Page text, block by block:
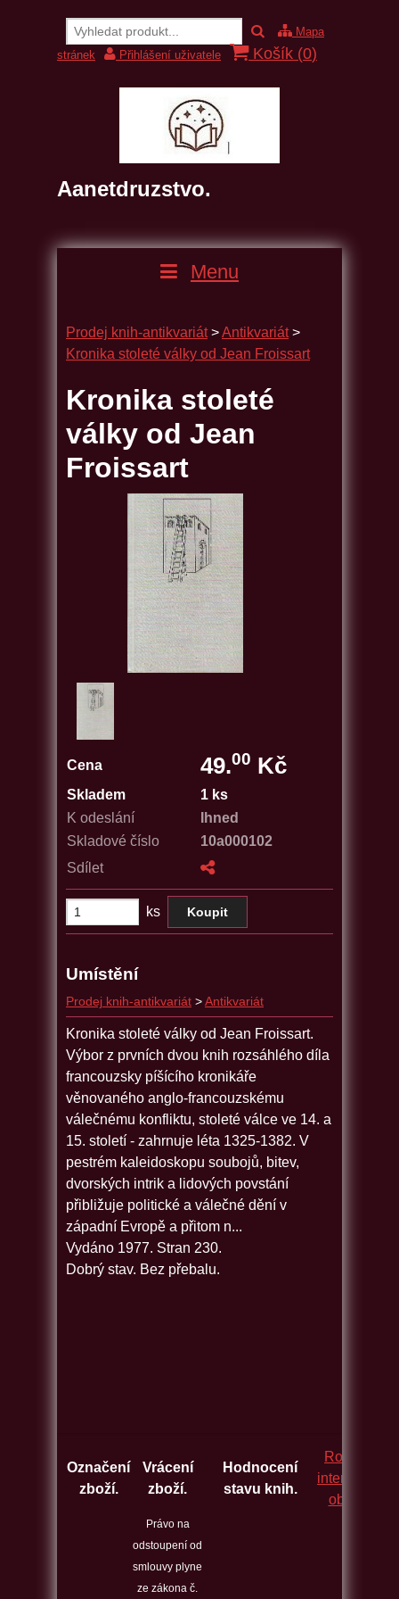
Mapa
stránek
Přihlášení uživatele Košík (0)
Aanetdruzstvo.
Menu
Prodej knih-antikvariát >Antikvariát >
Kronika stoleté války od Jean Froissart
Kronika stoleté
války od Jean
Froissart
Cena 49.00 Kč
Skladem
1 ks
K odeslání
Ihned
Skladové číslo
10a000102
Sdílet
ks
Umístění
Prodej knih-antikvariát > Antikvariát
Kronika stoleté války od Jean Froissart.
Výbor z prvních dvou knih rozsáhlého díla
francouzsky píšícího kronikáře
věnovaného anglo-francouzskému
válečnému konfliktu, stoleté válce ve 14. a
15. století - zahrnuje léta 1325-1382. V
pestrém kaleidoskopu soubojů, bitev,
dvorských intrik a lidových povstání
přibližuje politické a válečné dění v
západní Evropě a přitom n...
Vydáno 1977. Stran 230.
Dobrý stav. Bez přebalu.
Označení
zboží.
Vrácení
zboží.
Hodnocení
stavu knih.
Rozcestník
obchodů.
Právo na
odstoupení od
smlouvy plyne
ze zákona č.